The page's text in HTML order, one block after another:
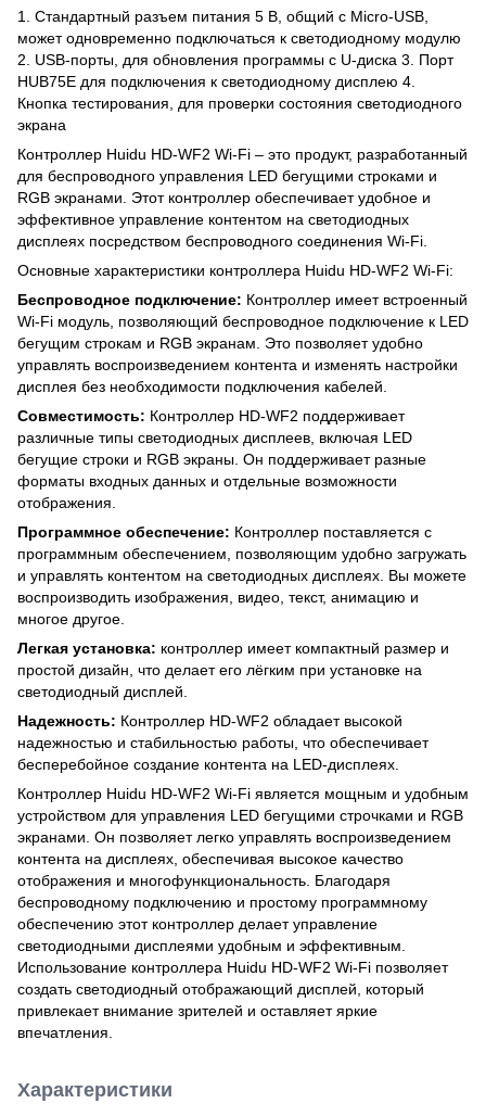
1. Стандартный разъем питания 5 В, общий с Micro-USB,
может одновременно подключаться к светодиодному модулю
2. USB-порты, для обновления программы с U-диска 3. Порт
HUB75E для подключения к светодиодному дисплею 4.
Кнопка тестирования, для проверки состояния светодиодного
экрана
Контроллер Huidu HD-WF2 Wi-Fi – это продукт, разработанный
для беспроводного управления LED бегущими строками и
RGB экранами. Этот контроллер обеспечивает удобное и
эффективное управление контентом на светодиодных
дисплеях посредством беспроводного соединения Wi-Fi.
Основные характеристики контроллера Huidu HD-WF2 Wi-Fi:
Беспроводное подключение: Контроллер имеет встроенный
Wi-Fi модуль, позволяющий беспроводное подключение к LED
бегущим строкам и RGB экранам. Это позволяет удобно
управлять воспроизведением контента и изменять настройки
дисплея без необходимости подключения кабелей.
Совместимость: Контроллер HD-WF2 поддерживает
различные типы светодиодных дисплеев, включая LED
бегущие строки и RGB экраны. Он поддерживает разные
форматы входных данных и отдельные возможности
отображения.
Программное обеспечение: Контроллер поставляется с
программным обеспечением, позволяющим удобно загружать
и управлять контентом на светодиодных дисплеях. Вы можете
воспроизводить изображения, видео, текст, анимацию и
многое другое.
Легкая установка: контроллер имеет компактный размер и
простой дизайн, что делает его лёгким при установке на
светодиодный дисплей.
Надежность: Контроллер HD-WF2 обладает высокой
надежностью и стабильностью работы, что обеспечивает
бесперебойное создание контента на LED-дисплеях.
Контроллер Huidu HD-WF2 Wi-Fi является мощным и удобным
устройством для управления LED бегущими строчками и RGB
экранами. Он позволяет легко управлять воспроизведением
контента на дисплеях, обеспечивая высокое качество
отображения и многофункциональность. Благодаря
беспроводному подключению и простому программному
обеспечению этот контроллер делает управление
светодиодными дисплеями удобным и эффективным.
Использование контроллера Huidu HD-WF2 Wi-Fi позволяет
создать светодиодный отображающий дисплей, который
привлекает внимание зрителей и оставляет яркие
впечатления.
Характеристики